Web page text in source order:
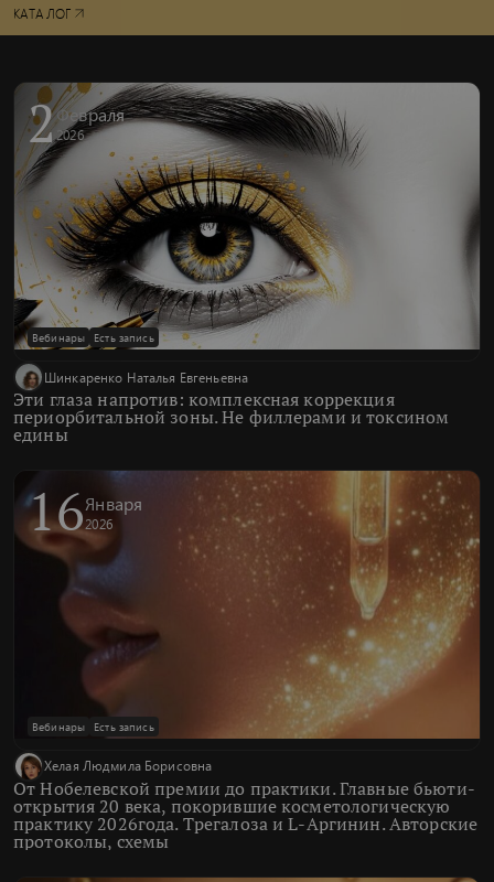
2Февраля
2026
Вебинары Есть запись
Шинкаренко Наталья Евгеньевна
Эти глаза напротив: комплексная коррекция
периорбитальной зоны. Не филлерами и токсином
едины
16Января
2026
Вебинары Есть запись
Хелая Людмила Борисовна
От Нобелевской премии до практики. Главные бьюти-
открытия 20 века, покорившие косметологическую
практику 2026года. Трегалоза и L-Аргинин. Авторские
протоколы, схемы
КАТАЛОГ